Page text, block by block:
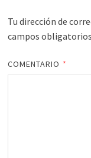
Tu dirección de
campos
COMENTARIO *